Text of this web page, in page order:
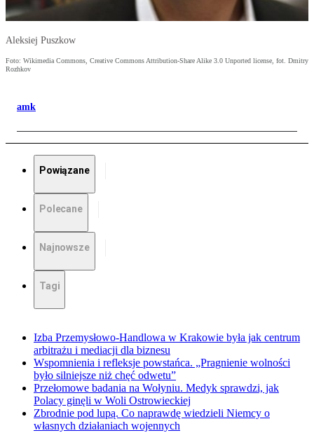
Aleksiej Puszkow
Foto: Wikimedia Commons, Creative Commons Attribution-Share Alike 3.0 Unported license, fot. Dmitry
Rozhkov
amk
Powiązane
Polecane
Najnowsze
Tagi
Izba Przemysłowo-Handlowa w Krakowie była jak centrum
arbitrażu i mediacji dla biznesu
Wspomnienia i refleksje powstańca. „Pragnienie wolności
było silniejsze niż chęć odwetu”
Przełomowe badania na Wołyniu. Medyk sprawdzi, jak
Polacy ginęli w Woli Ostrowieckiej
Zbrodnie pod lupą. Co naprawdę wiedzieli Niemcy o
własnych działaniach wojennych